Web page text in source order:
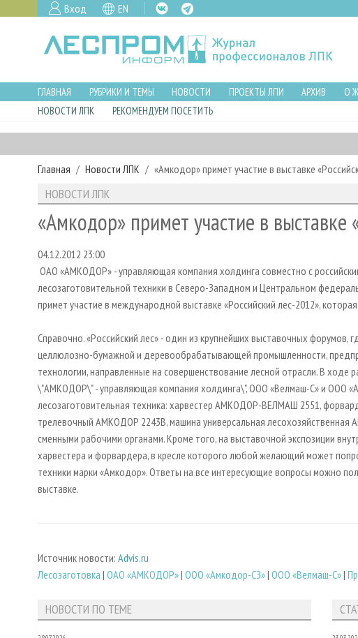
Вход EN
ГЛАВНАЯ РУБРИКИ И ТЕМЫ НОВОСТИ ПРОЕКТЫ ЛПИ АРХИВ О
НОВОСТИ ЛПК
РЕКОМЕНДУЕМ ПОСЕТИТЬ
Главная Новости ЛПК «Амкодор» примет участие в выставке
НОВОСТИ ЛПК
«Амкодор» примет участие в выставке
04.12.2012 23:00
ОАО «АМКОДОР» - управляющая компания холдинга совместно с
лесозаготовительной техники в Северо-Западном и Центральном
примет участие в международной выставке «Российский лес-2012»,
Справочно. «Российский лес» - один из крупнейших выставочных форумов,
целлюлозно-бумажной и деревообрабатывающей промышленности,
технологии, направленные на совершенствование лесной отрасли. В ходе
\"АМКОДОР\" - управляющая компания холдинга\", ООО «Велмаш-С» и ООО
лесозаготовительная техника: харвестер АМКОДОР-ВЕЛМАШ 2551,
трелевочный АМКОДОР 2243В, машина универсальная
сменными рабочими органами. Кроме того, на выставочной экспозиции
харвестера и форвардера, в кресле которого любой желающий может
техники марки «Амкодор». Ответы на все интересующие вопросы можно
выставке.
Источник новости: Advis.ru
Лесозаготовка | ОАО «АМКОДОР»| ООО «Амкодор-СЗ»| ООО «Велмаш-С»|
НОВОСТИ ПО ТЕМЕ